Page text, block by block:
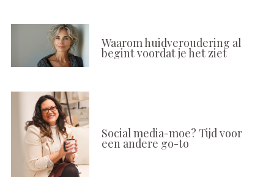
Waarom huidveroudering al
begint voordat je het ziet
Social media-moe? Tijd voor
een andere go-to